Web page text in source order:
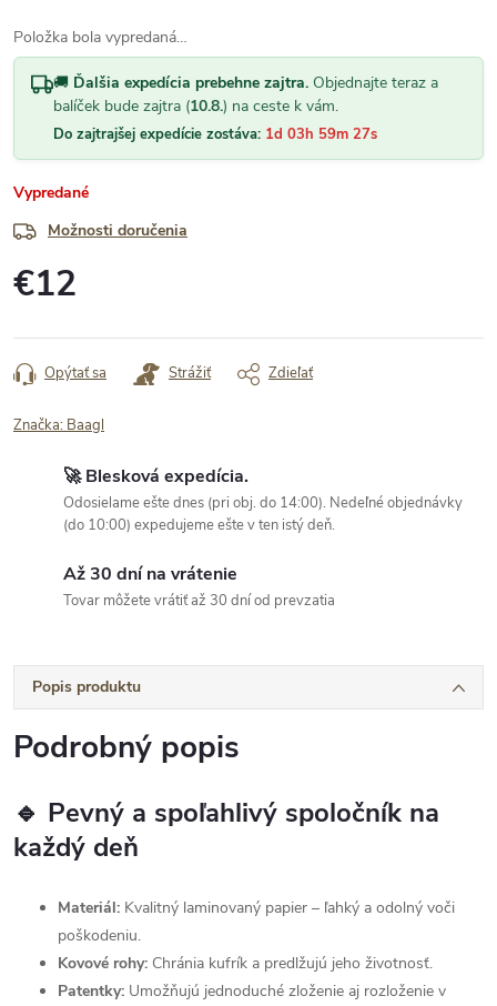
Položka bola vypredaná…
🚚 Ďalšia expedícia prebehne zajtra. Objednajte teraz a
balíček bude zajtra (10.8.) na ceste k vám.
Do zajtrajšej expedície zostáva: 1d 03h 59m 27s
Vypredané
Možnosti doručenia
€12
cena:
Opýtať sa Strážiť Zdieľať
Značka: Baagl
🚀 Blesková expedícia.
Odosielame ešte dnes (pri obj. do 14:00). Nedeľné objednávky
(do 10:00) expedujeme ešte v ten istý deň.
Až 30 dní na vrátenie
Tovar môžete vrátiť až 30 dní od prevzatia
Popis produktu
Podrobný popis
🔹 Pevný a spoľahlivý spoločník na
každý deň
Materiál: Kvalitný laminovaný papier – ľahký a odolný voči
poškodeniu.
Kovové rohy: Chránia kufrík a predlžujú jeho životnosť.
Patentky: Umožňujú jednoduché zloženie aj rozloženie v